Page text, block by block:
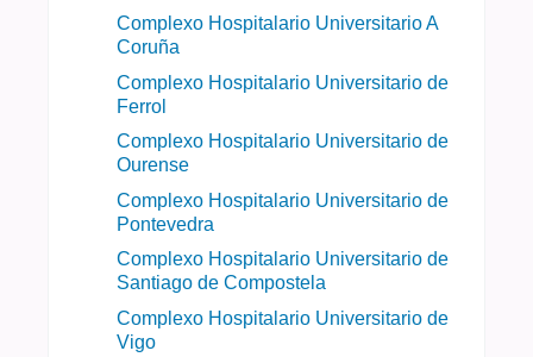
Complexo Hospitalario Universitario A
Coruña
Complexo Hospitalario Universitario de
Ferrol
Complexo Hospitalario Universitario de
Ourense
Complexo Hospitalario Universitario de
Pontevedra
Complexo Hospitalario Universitario de
Santiago de Compostela
Complexo Hospitalario Universitario de
Vigo